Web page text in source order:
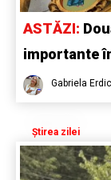
ASTĂZI:
importante
Gabriela Erdic
Știrea zilei